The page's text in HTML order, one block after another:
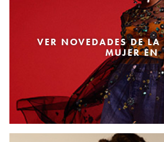
VER NOVEDADES DE LA
MUJER EN